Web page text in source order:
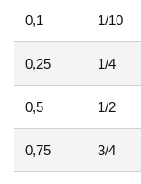
0,1 1/10
0,25 1/4
0,5 1/2
0,75 3/4